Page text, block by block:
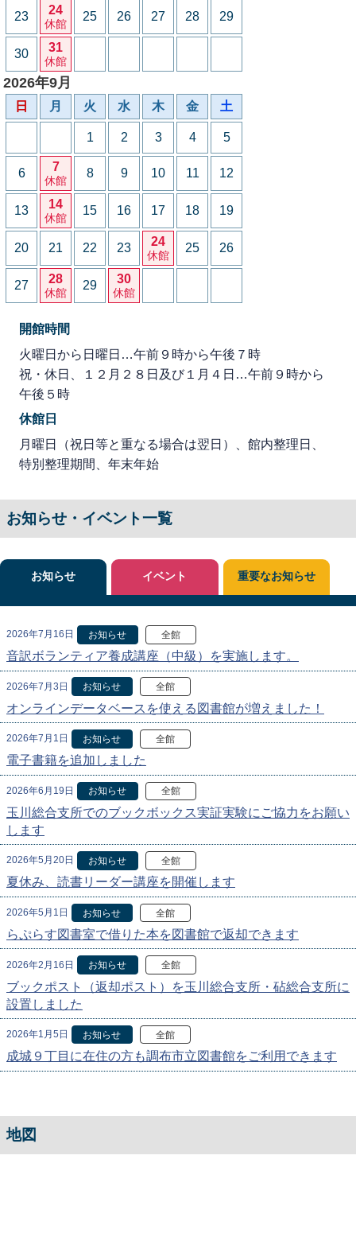
23 24
休館
25 26 27 28 29
30 31
休館
2026年9月
日 月 火 水 木 金 土
1 2 3 4 5
6 7
休館
8 9 10 11 12
13 14
休館
15 16 17 18 19
20 21 22 23 24
休館
25 26
27 28
休館
29 30
休館
開館時間
火曜日から日曜日…午前９時から午後７時
祝・休日、１２月２８日及び１月４日…午前９時から
午後５時
休館日
月曜日（祝日等と重なる場合は翌日）、館内整理日、
特別整理期間、年末年始
お知らせ・イベント一覧
お知らせ
2026年7月16日 お知らせ 全館
音訳ボランティア養成講座（中級）を実施します。
2026年7月3日 お知らせ 全館
オンラインデータベースを使える図書館が増えました！
2026年7月1日 お知らせ 全館
電子書籍を追加しました
2026年6月19日 お知らせ 全館
玉川総合支所でのブックボックス実証実験にご協力をお願い
します
2026年5月20日 お知らせ 全館
夏休み、読書リーダー講座を開催します
2026年5月1日 お知らせ 全館
らぷらす図書室で借りた本を図書館で返却できます
2026年2月16日 お知らせ 全館
ブックポスト（返却ポスト）を玉川総合支所・砧総合支所に
設置しました
2026年1月5日 お知らせ 全館
成城９丁目に在住の方も調布市立図書館をご利用できます
イベント 重要なお知らせ
地図